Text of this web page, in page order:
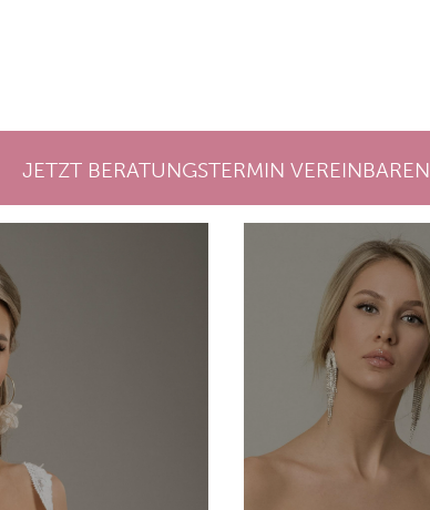
JETZT BERATUNGSTERMIN VEREINBAREN